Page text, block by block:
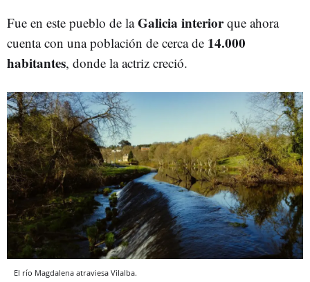
Fue en este pueblo de laGalicia interiorque ahora
cuenta con una población de cerca de 14.000
habitantes, donde la actriz creció.
El río Magdalena atraviesa Vilalba.